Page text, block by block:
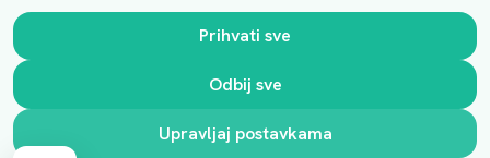
Slobodno nas kontaktirajte putem e-maila:
luprivpharm@luprivpharm.com
Ova stranica je zaštićena reCAPTCHA sustavom
Prihvati sve
Odbij sve
Upravljaj postavkama